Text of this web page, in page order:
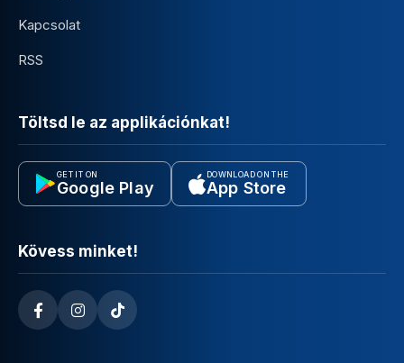
Kapcsolat
RSS
Töltsd le az applikációnkat!
GET IT ON
Google Play
DOWNLOAD ON THE
App Store
Kövess minket!